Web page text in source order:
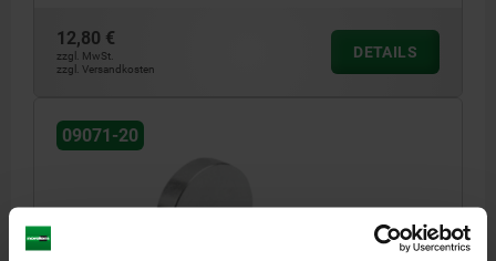
12,80 €
zzgl. MwSt.
zzgl. Versandkosten
DETAILS
09071-20